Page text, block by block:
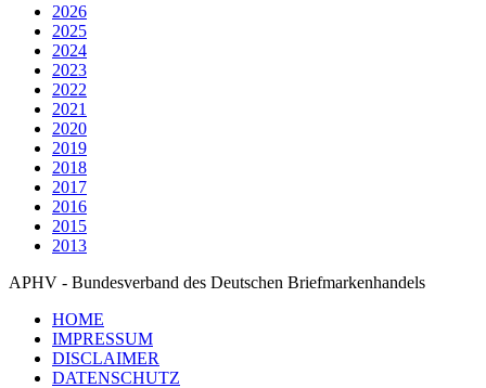
2026
2025
2024
2023
2022
2021
2020
2019
2018
2017
2016
2015
2013
APHV - Bundesverband des Deutschen Briefmarkenhandels
HOME
IMPRESSUM
DISCLAIMER
DATENSCHUTZ